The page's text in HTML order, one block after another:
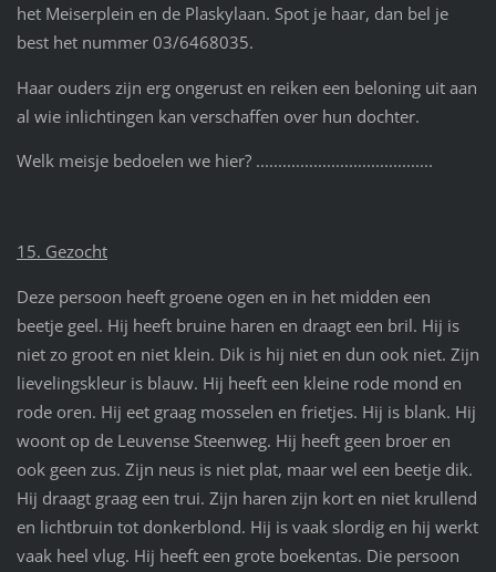
het Meiserplein en de Plaskylaan. Spot je haar, dan bel je
best het nummer 03/6468035.
Haar ouders zijn erg ongerust en reiken een beloning uit aan
al wie inlichtingen kan verschaffen over hun dochter.
Welk meisje bedoelen we hier? ........................................
15. Gezocht
Deze persoon heeft groene ogen en in het midden een
beetje geel. Hij heeft bruine haren en draagt een bril. Hij is
niet zo groot en niet klein. Dik is hij niet en dun ook niet. Zijn
lievelingskleur is blauw. Hij heeft een kleine rode mond en
rode oren. Hij eet graag mosselen en frietjes. Hij is blank. Hij
woont op de Leuvense Steenweg. Hij heeft geen broer en
ook geen zus. Zijn neus is niet plat, maar wel een beetje dik.
Hij draagt graag een trui. Zijn haren zijn kort en niet krullend
en lichtbruin tot donkerblond. Hij is vaak slordig en hij werkt
vaak heel vlug. Hij heeft een grote boekentas. Die persoon